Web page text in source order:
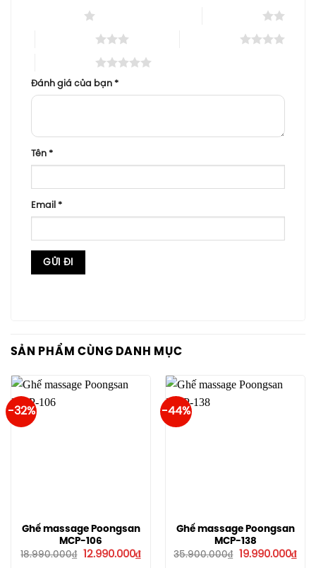
Đánh giá của bạn *
Tên *
Email *
SẢN PHẨM CÙNG DANH MỤC
-32%
Ghế massage Poongsan
MCP-106
18.990.000₫
Giá
12.990.000₫Giá
-44%
Ghế massage Poongsan
MCP-138
35.900.000₫
Giá
19.990.000₫Giá